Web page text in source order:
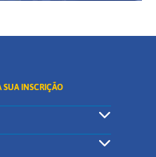
SUA INSCRIÇÃO